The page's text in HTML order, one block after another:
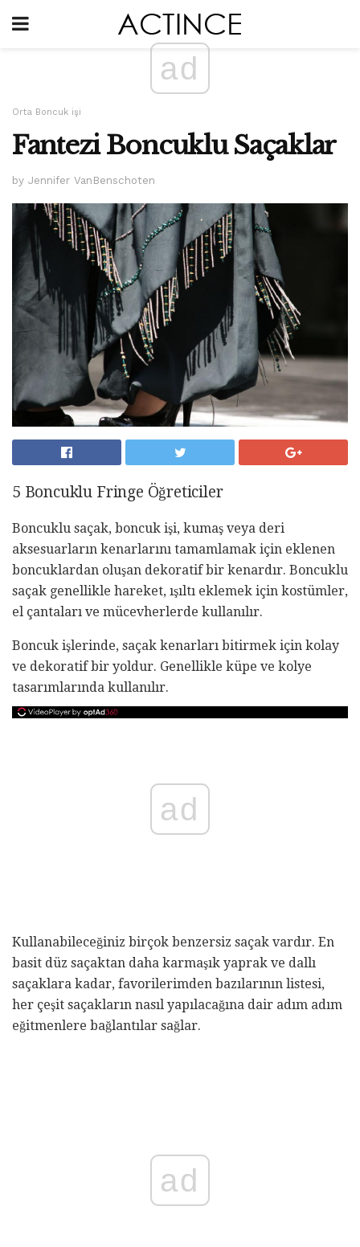
ad
Orta Boncuk işi
Fantezi Boncuklu Saçaklar
by Jennifer VanBenschoten
5 Boncuklu Fringe Öğreticiler
Boncuklu saçak, boncuk işi, kumaş veya deri
aksesuarların kenarlarını tamamlamak için eklenen
boncuklardan oluşan dekoratif bir kenardır. Boncuklu
saçak genellikle hareket, ışıltı eklemek için kostümler,
el çantaları ve mücevherlerde kullanılır.
Boncuk işlerinde, saçak kenarları bitirmek için kolay
ve dekoratif bir yoldur. Genellikle küpe ve kolye
tasarımlarında kullanılır.
ad
Kullanabileceğiniz birçok benzersiz saçak vardır. En
basit düz saçaktan daha karmaşık yaprak ve dallı
saçaklara kadar, favorilerimden bazılarının listesi,
her çeşit saçakların nasıl yapılacağına dair adım adım
eğitmenlere bağlantılar sağlar.
ad